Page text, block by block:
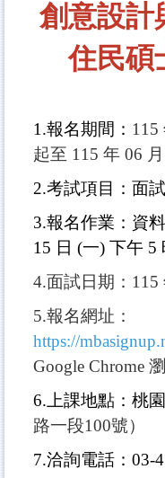
創意設計
住民
1.報名期間 ： 115
起至 115 年 06
2.考試項目
：面
3.報名作業：資
15 日 (一) 下午 5
4.面試日期：115
5.報名網址：
https://
Google Chrome
6.上課地點：桃
路一段100號）
7.洽詢電話：03-